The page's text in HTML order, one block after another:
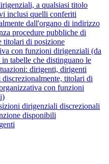
a qualsiasi titolo
inclusi quelli conferiti
dall'organo di indirizzo
procedure pubbliche di
titolari di posizione
con funzioni dirigenziali (da
tabelle che distinguano le
dirigenti, dirigenti
titolari di
con funzioni
dirigenziali discrezionali
disponibili